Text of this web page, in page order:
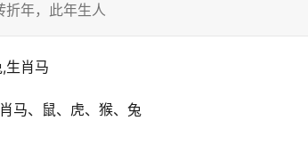
年，此年生人
生肖马
马、鼠、虎、猴、兔